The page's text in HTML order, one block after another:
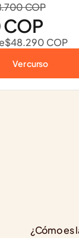
COP
$48.290 COP
Ver curso
¿Cómo es